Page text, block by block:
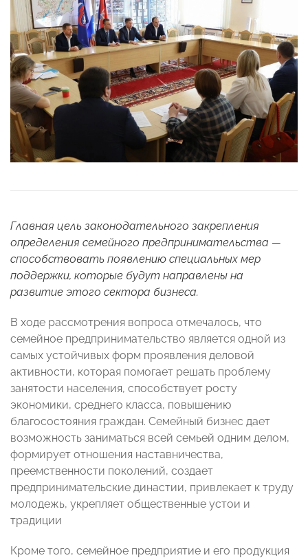
Главная цель законодательного закрепления
определения семейного предпринимательства —
способствовать появлению специальных мер
поддержки, которые будут направлены на
развитие этого сектора бизнеса.
В ходе рассмотрения вопроса отмечалось, что
семейное предпринимательство является одной из
самых устойчивых форм проявления деловой
активности, которая помогает решать проблему
занятости населения, способствует росту
экономики, среднего класса, повышению
благосостояния граждан. Семейный бизнес дает
возможность заниматься всей семьей одним делом,
формирует отношения наставничества,
преемственности поколений, создает
предпринимательские династии, привлекает к труду
молодежь, укрепляет общественные устои и
традиции
Кроме того, семейное предприятие и его продукция